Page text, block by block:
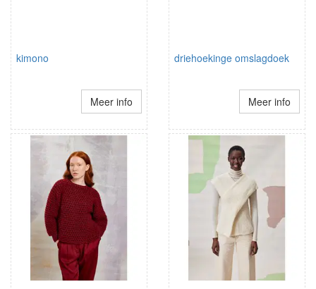
kimono
Meer info
driehoekinge omslagdoek
Meer info